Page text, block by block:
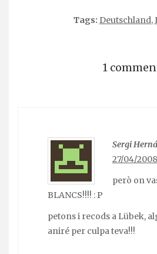
Tags: Deutschland,
1
Sergi
27/04/2008
però on
BLANCS!!!! : P
petons i recods a Lübek,
aniré per culpa teva!!!